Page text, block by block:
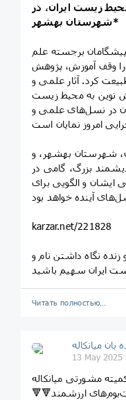
زیست ایران، در
شهرستان بهشهر*
برجسته علم
را وقف آموزش، پژوهش
کرد. آثار علمی و
نوین به محیط زیست
در نسل‌های علمی و
شهرستان بهشهر، و
بزرگ، گامی در
و الگویی برای
karzar.net/221828
نگاه داشتن نام و
Читать полностью…
13 May 2025
🔻🔻از تلاش دولت برای صیانت از زیست‌بوم‌های ارزشمند